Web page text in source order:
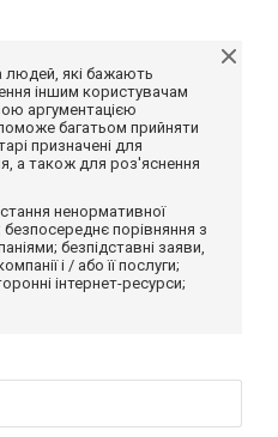
людей, які бажають
іншим користувачам
аргументацією
багатьом прийняти
призначені для
а також для роз'яснення
ненормативної
порівняння з
безпідставні заяви,
і / або її послуги;
інтернет-ресурси;